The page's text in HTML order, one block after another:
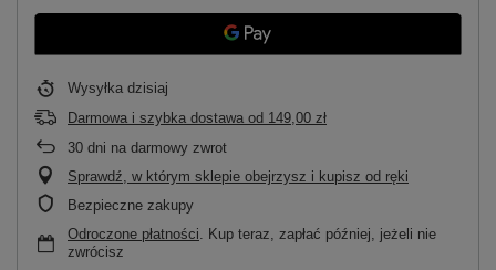
Wysyłka dzisiaj
Darmowa i szybka dostawa od 149,00 zł
30 dni na darmowy zwrot
Sprawdź, w którym sklepie obejrzysz i kupisz od ręki
Bezpieczne zakupy
Odroczone płatności . Kup teraz, zapłać później, jeżeli nie
zwrócisz